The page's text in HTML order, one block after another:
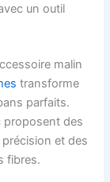
un outil
malin
transforme
parfaits.
proposent des
et des
fibres.